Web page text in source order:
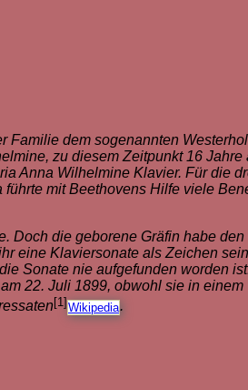
Familie dem sogenannten
zu diesem Zeitpunkt 16 Jahre
Anna Wilhelmine Klavier. Für die
mit Beethovens Hilfe viele
Doch die geborene Gräfin habe den
eine Klaviersonate als Zeichen
Sonate nie aufgefunden worden
22. Juli 1899, obwohl sie in einem
[1]Wikipedia.